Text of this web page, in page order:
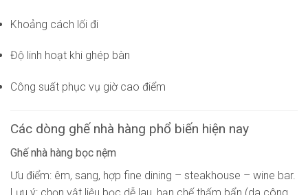
Khoảng cách lối đi
Độ linh hoạt khi ghép bàn
Công suất phục vụ giờ cao điểm
Các dòng ghế nhà hàng phổ biến hiện nay
Ghế nhà hàng bọc nệm
Ưu điểm: êm, sang, hợp fine dining – steakhouse – wine bar.
Lưu ý: chọn vật liệu bọc dễ lau, hạn chế thấm bẩn (da công